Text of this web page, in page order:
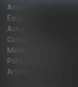
Accueil
Équipe
Actus
Contact
Mentions légales
Politique de cookies
Articles